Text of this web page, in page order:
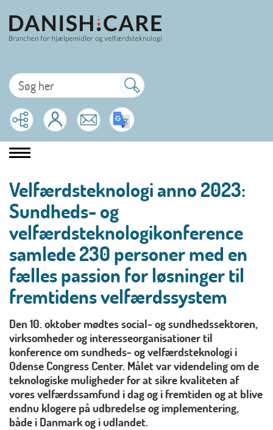
Velfærdsteknologi anno 2023:
Sundheds- og
velfærdsteknologikonference
samlede 230 personer med en
fælles passion for løsninger til
fremtidens velfærdssystem
Den 10. oktober mødtes social- og sundhedssektoren,
virksomheder og interesseorganisationer til
konference om sundheds- og velfærdsteknologi i
Odense Congress Center. Målet var videndeling om de
teknologiske muligheder for at sikre kvaliteten af
vores velfærdssamfund i dag og i fremtiden og at blive
endnu klogere på udbredelse og implementering,
både i Danmark og i udlandet.